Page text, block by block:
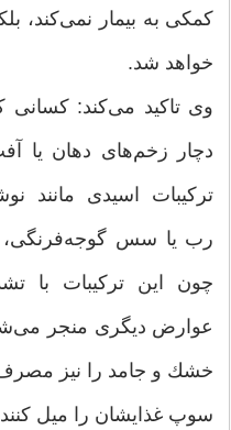
كمكی به بیمار نمی‌كند،
خواهد شد.
وی تاكید می‌كند: كسانی
دچار زخم‌های دهان یا
تركیبات اسیدی مانند
رب یا سس گوجه‌فرنگی،
چون این تركیبات با
عوارض دیگری منجر
خشك و جامد را نیز مصرف
سوپ غذایشان را میل